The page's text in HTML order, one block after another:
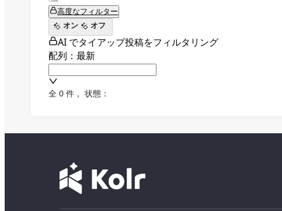
高度なフィルター
オン
オフ
AI でタイアップ投稿をフィルタリング
配列：最新
全 0 件 ， 状態：